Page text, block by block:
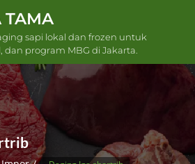
TAMA
sapi lokal dan frozen untuk
dan program MBG di Jakarta.